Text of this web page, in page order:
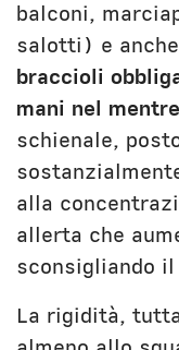
balconi,
salotti) e
braccioli
mani nel
schienale,
alla
allerta che
sconsigliando
La rigidità,